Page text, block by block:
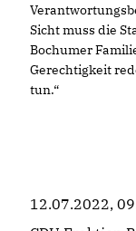
Sicht muss die
Bochumer
Gerechtigkeit
tun.“
12.07.2022,